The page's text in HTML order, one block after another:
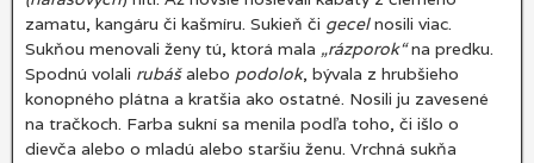
zamatu, kangáru či kašmíru. Sukieň či gecelnosili viac.
Sukňou menovali ženy tú, ktorá mala „rázporok“na predku.
Spodnú volali rubášalebo podolok, bývala z hrubšieho
konopného plátna a kratšia ako ostatné. Nosili ju zavesené
na tračkoch. Farba sukní sa menila podľa toho, či išlo o
dievča alebo o mladú alebo staršiu ženu. Vrchná sukňa